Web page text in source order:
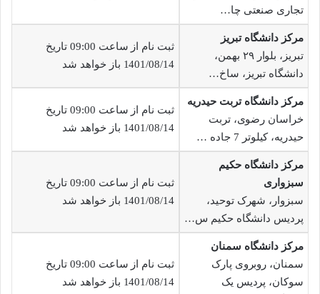
تجاری صنعتی چا…
مرکز دانشگاه تبریز
تبریز، بلوار ۲۹ بهمن،
دانشگاه تبریز، ساخ…
ثبت نام از ساعت 09:00 تاریخ
1401/08/14 باز خواهد شد
مرکز دانشگاه تربت حیدریه
خراسان رضوی، تربت
حیدریه، کیلوتر 7 جاده …
ثبت نام از ساعت 09:00 تاریخ
1401/08/14 باز خواهد شد
مرکز دانشگاه حکیم
سبزواری
سبزوار، شهرک توحید،
پردیس دانشگاه حکیم س…
ثبت نام از ساعت 09:00 تاریخ
1401/08/14 باز خواهد شد
مرکز دانشگاه سمنان
سمنان، روبروی پارک
سوکان، پردیس یک
ثبت نام از ساعت 09:00 تاریخ
1401/08/14 باز خواهد شد